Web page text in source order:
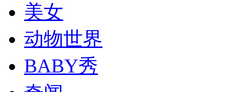
消防员救轻生者
美女
动物世界
BABY秀